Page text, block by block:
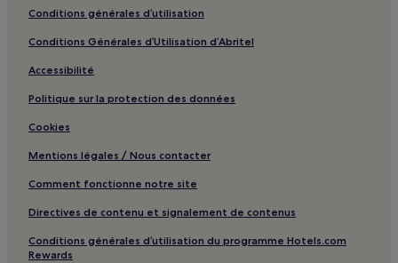
Albitreccia : hôtels Hôtels avec parking
Albitreccia : hôtels
Coti-Chiavari : hôtels
Cargèse : hôtels Hôtels avec parking
Conditions générales d’utilisation
Conditions Générales d’Utilisation d’Abritel
Accessibilité
Politique sur la protection des données
Cookies
Mentions légales / Nous contacter
Comment fonctionne notre site
Directives de contenu et signalement de contenus
Conditions générales d’utilisation du programme Hotels.com
Rewards